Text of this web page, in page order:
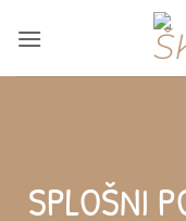
na
SPLOŠNI